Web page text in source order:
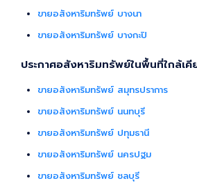
ขายอสังหาริมทรัพย์ บางนา
ขายอสังหาริมทรัพย์ บางกะปิ
ประกาศอสังหาริมทรัพย์ในพื้นที่ใกล้เ
ขายอสังหาริมทรัพย์ สมุทรปราการ
ขายอสังหาริมทรัพย์ นนทบุรี
ขายอสังหาริมทรัพย์ ปทุมธานี
ขายอสังหาริมทรัพย์ นครปฐม
ขายอสังหาริมทรัพย์ ชลบุรี